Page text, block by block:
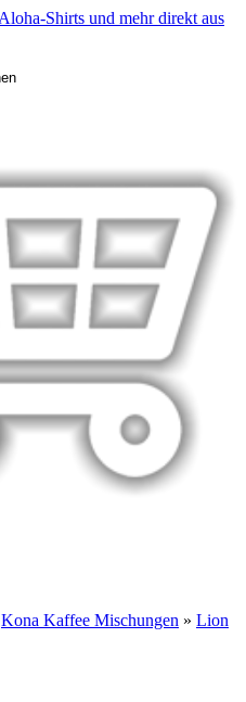
Kona Kaffee Mischungen » Lion